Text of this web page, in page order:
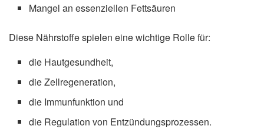
Mangel an essenziellen Fettsäuren
Diese Nährstoffe spielen eine wichtige Rolle für:
die Hautgesundheit,
die Zellregeneration,
die Immunfunktion und
die Regulation von Entzündungsprozessen.